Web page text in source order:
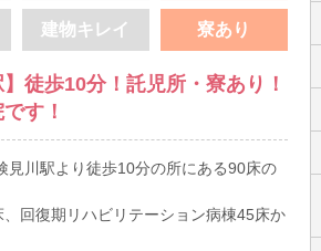
建物キレイ 寮あり
徒歩10分！託児所・寮あり！
す！
見川駅より徒歩10分の所にある90床の
回復期リハビリテーション病棟45床か